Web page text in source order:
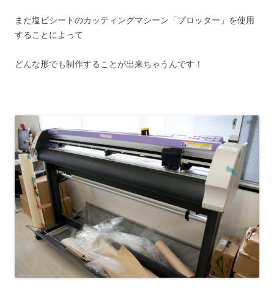
また塩ビシートのカッティングマシーン「プロッター」を使用
することによって
どんな形でも制作することが出来ちゃうんです！